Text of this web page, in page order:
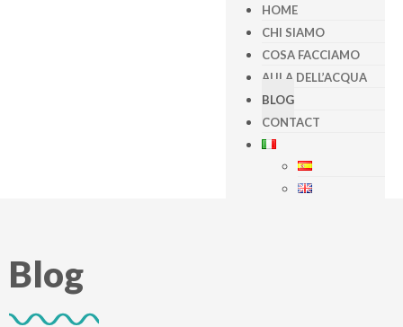
HOME
CHI SIAMO
COSA FACCIAMO
AULA DELL’ACQUA
BLOG
CONTACT
Blog